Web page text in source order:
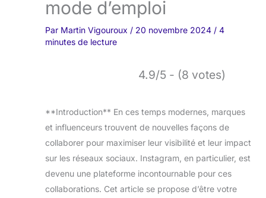
mode d’emploi
Par Martin Vigouroux / 20 novembre 2024 / 4
minutes de lecture
4.9/5 - (8 votes)
**Introduction** En ces temps modernes, marques
et influenceurs trouvent de nouvelles façons de
collaborer pour maximiser leur visibilité et leur impact
sur les réseaux sociaux. Instagram, en particulier, est
devenu une plateforme incontournable pour ces
collaborations. Cet article se propose d’être votre